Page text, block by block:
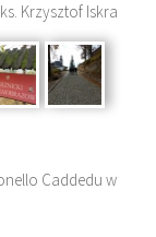
Krzysztof Iskra
Caddedu w